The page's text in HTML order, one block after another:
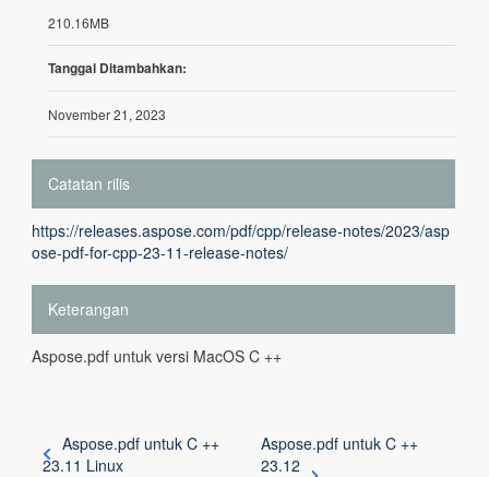
210.16MB
Tanggal Ditambahkan:
November 21, 2023
Catatan rilis
https://releases.aspose.com/pdf/cpp/release-notes/2023/asp
ose-pdf-for-cpp-23-11-release-notes/
Keterangan
Aspose.pdf untuk versi MacOS C ++
Aspose.pdf untuk C ++
23.11 Linux
Aspose.pdf untuk C ++
23.12